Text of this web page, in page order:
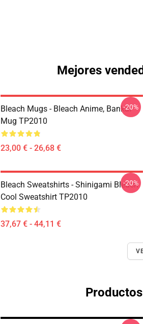
Mejores
Bleach Mugs - Bleach Anime, Bankai
Mug TP2010
23,00 € - 26,68 €
-20%
Bleach Sweatshirts - Shinigami Bleach
Cool Sweatshirt TP2010
37,67 € - 44,11 €
-20%